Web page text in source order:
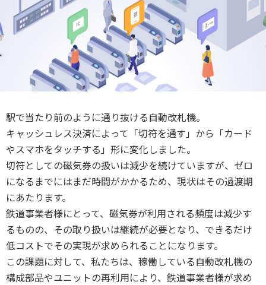
駅で当たり前のように通り抜ける自動改札機。
キャッシュレス決済によって「切符を通す」から「カード
やスマホをタッチする」形に変化しました。
切符としての磁気券の扱いは減少を続けていますが、ゼロ
になるまでにはまだ時間がかかるため、現状はその過渡期
にあたります。
鉄道事業者様にとって、磁気券が利用される頻度は減少す
るものの、その取り扱いは継続が必要となり、できるだけ
低コストでその実現が求められることになります。
この課題に対して、私たちは、稼働している自動改札機の
構成部品やユニットの再利用により、鉄道事業者様が求め